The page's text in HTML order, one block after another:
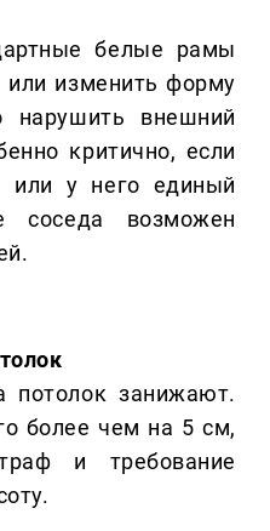
белые рамы
изменить форму
нарушить внешний
критично, если
или у него единый
возможен
потолок занижают.
более чем на 5 см,
и требование